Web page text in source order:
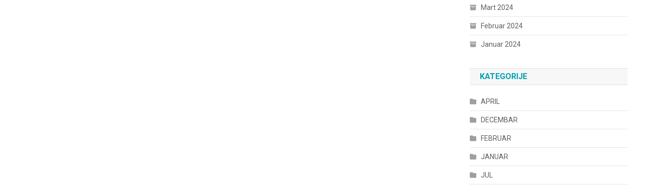
Mart 2024
Februar 2024
Januar 2024
KATEGORIJE
APRIL
DECEMBAR
FEBRUAR
JANUAR
JUL